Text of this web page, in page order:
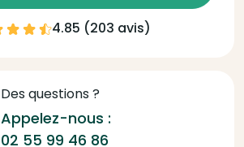
4.85 (203 avis)
Des questions ?
Appelez-nous :
02 55 99 46 86